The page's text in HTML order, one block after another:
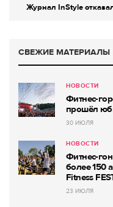
Журнал InStyle
СВЕЖИЕ МАТЕРИАЛЫ
НОВОСТИ
Фитнес-
прошёл
30 ИЮЛЯ
НОВОСТИ
Фитнес-
более 150
Fitness
23 ИЮЛЯ